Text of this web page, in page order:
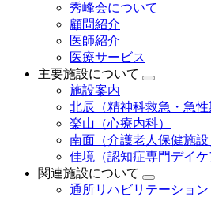
秀峰会について
顧問紹介
医師紹介
医療サービス
主要施設について
施設案内
北辰（精神科救急・急性
楽山（心療内科）
南面（介護老人保健施設
佳境（認知症専門デイケ
関連施設について
通所リハビリテーショ